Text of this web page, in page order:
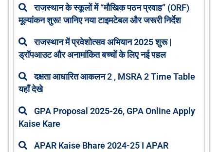
राजस्थान के स्कूलों में “मौखिक पठन प्रवाह” (ORF)
मूल्यांकन शुरू! जानिए नया टाइमटेबल और जरूरी निर्देश
राजस्थान में प्रवेशोत्सव अभियान 2025 शुरू |
ड्रॉपआउट और अनामांकित बच्चों के लिए नई पहल
दक्षता आधारित आकलन 2 , MSRA 2 Time Table
यहाँ देखे
GPA Proposal 2025-26, GPA Online Apply
Kaise Kare
APAR Kaise Bhare 2024-25 I APAR